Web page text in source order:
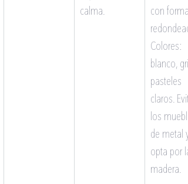
calma.
con
Colores:
blanco,
pasteles
claros.
los
de metal y
opta por la
madera.